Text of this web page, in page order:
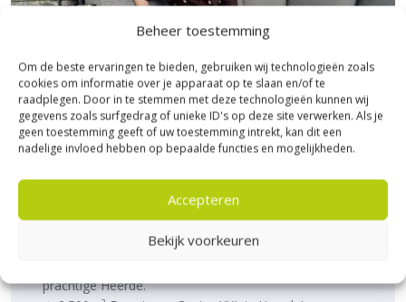
Beheer toestemming
Om de beste ervaringen te bieden, gebruiken wij technologieën zoals
cookies om informatie over je apparaat op te slaan en/of te
raadplegen. Door in te stemmen met deze technologieën kunnen wij
gegevens zoals surfgedrag of unieke ID's op deze site verwerken. Als je
geen toestemming geeft of uw toestemming intrekt, kan dit een
nadelige invloed hebben op bepaalde functies en mogelijkheden.
Accepteren
Bekijk voorkeuren
Bezoek Experience Centre XXL
Heerde!
prachtige Heerde.